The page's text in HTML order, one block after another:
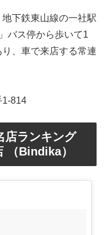
下鉄東山線の一社駅
バス停から歩いて1
、車で来店する常連
1-814
店ランキング
Bindika）